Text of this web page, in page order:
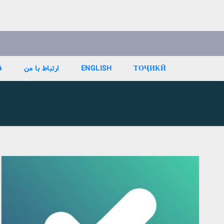
ТОҶИКӢ
ENGLISH ارتباط با من